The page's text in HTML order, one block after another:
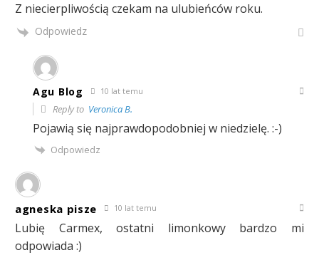
Z niecierpliwością czekam na ulubieńców roku.
Odpowiedz
Agu Blog 10 lat temu
Reply to Veronica B.
Pojawią się najprawdopodobniej w niedzielę. :-)
Odpowiedz
agneska pisze 10 lat temu
Lubię Carmex, ostatni limonkowy bardzo mi
odpowiada :)